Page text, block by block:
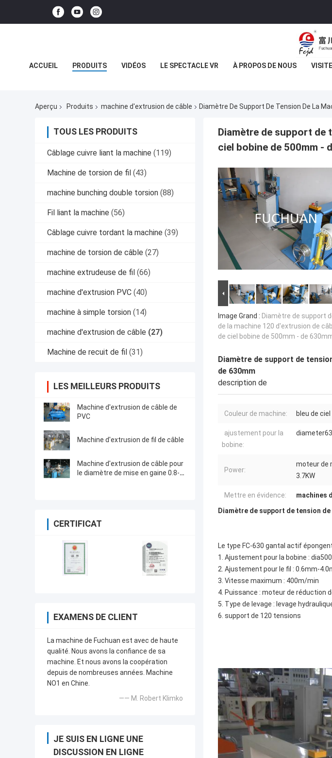
ACCUEIL PRODUITS VIDÉOS LE SPECTACLE VR À PROPOS DE NOUS
Aperçu Produits machine d'extrusion de câble Diamètre De Support De Tension De La
TOUS LES PRODUITS
Câblage cuivre liant la machine (119)
Machine de torsion de fil (43)
machine bunching double torsion (88)
Fil liant la machine (56)
Câblage cuivre tordant la machine (39)
machine de torsion de câble (27)
machine extrudeuse de fil (66)
machine d'extrusion PVC (40)
machine à simple torsion (14)
machine d'extrusion de câble (27)
Machine de recuit de fil (31)
LES MEILLEURS PRODUITS
Machine d'extrusion de câble de
PVC
Machine d'extrusion de fil de câble
Machine d'extrusion de câble pour
le diamètre de mise en gaine 0.8-
CERTIFICAT
EXAMENS DE CLIENT
La machine de Fuchuan est avec de haute
qualité. Nous avons la confiance de sa
machine. Et nous avons la coopération
depuis de nombreuses années. Machine
NO1 en Chine.
—— M. Robert Klimko
JE SUIS EN LIGNE UNE
DISCUSSION EN LIGNE
Diamètre de support de
ciel bobine de 500mm -
Image Grand : Diamètre de support
de la machine 120 d'extrusion de
de ciel bobine de 500mm - de
Diamètre de support de
de 630mm
description de
Couleur de machine: bleu de
ajustement pour la
bobine:
Power:
moteur de
3.7KW
Mettre en évidence: machines
Diamètre de support de tension
Le type FC-630 gantal actif
1. Ajustement pour la bobine :
2. Ajustement pour le fil : 0.6mm-
3. Vitesse maximum : 400m/min
4. Puissance : moteur de réduction
5. Type de levage : levage
6. support de 120 tensions